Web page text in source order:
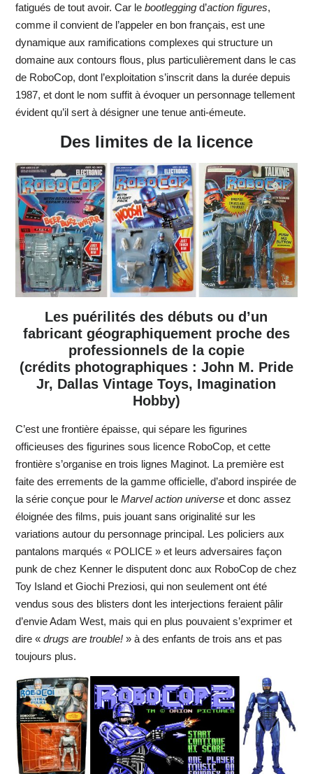
fatigués de tout avoir. Car le bootleggingd’action figures,
comme il convient de l’appeler en bon français, est une
dynamique aux ramifications complexes qui structure un
domaine aux contours flous, plus particulièrement dans le cas
de RoboCop, dont l’exploitation s’inscrit dans la durée depuis
1987, et dont le nom suffit à évoquer un personnage tellement
évident qu’il sert à désigner une tenue anti-émeute.
Des limites de la licence
Les puérilités des débuts ou d’un
fabricant géographiquement proche des
professionnels de la copie
(crédits photographiques : John M. Pride
Jr, Dallas Vintage Toys, Imagination
Hobby)
C’est une frontière épaisse, qui sépare les figurines
officieuses des figurines sous licence RoboCop, et cette
frontière s’organise en trois lignes Maginot. La première est
faite des errements de la gamme officielle, d’abord inspirée de
la série conçue pour le Marvel action universeet donc assez
éloignée des films, puis jouant sans originalité sur les
variations autour du personnage principal. Les policiers aux
pantalons marqués « POLICE » et leurs adversaires façon
punk de chez Kenner le disputent donc aux RoboCop de chez
Toy Island et Giochi Preziosi, qui non seulement ont été
vendus sous des blisters dont les interjections feraient pâlir
d’envie Adam West, mais qui en plus pouvaient s’exprimer et
dire « drugs are trouble!» à des enfants de trois ans et pas
toujours plus.